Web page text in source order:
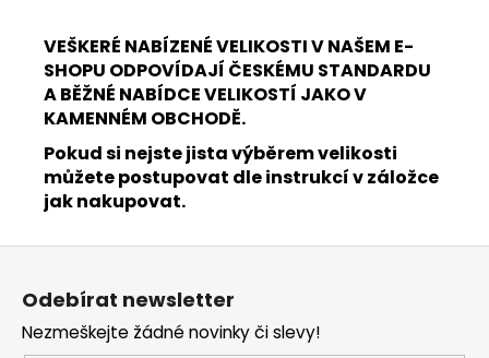
VEŠKERÉ NABÍZENÉ VELIKOSTI V NAŠEM E-
SHOPU ODPOVÍDAJÍ ČESKÉMU STANDARDU
A BĚŽNÉ NABÍDCE VELIKOSTÍ JAKO V
KAMENNÉM OBCHODĚ.
Pokud si nejste jista výběrem velikosti
můžete postupovat dle instrukcí v záložce
jak nakupovat.
Z
Odebírat newsletter
Nezmeškejte žádné novinky či slevy!